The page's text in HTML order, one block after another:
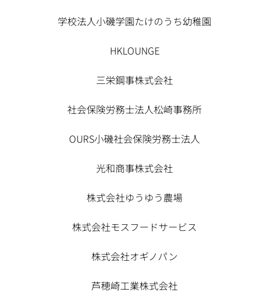
学校法人小磯学園たけのうち幼稚園
HKLOUNGE
三栄鋼事株式会社
社会保険労務士法人松崎事務所
OURS小磯社会保険労務士法人
光和商事株式会社
株式会社ゆうゆう農場
株式会社モスフードサービス
株式会社オギノパン
芦穂崎工業株式会社